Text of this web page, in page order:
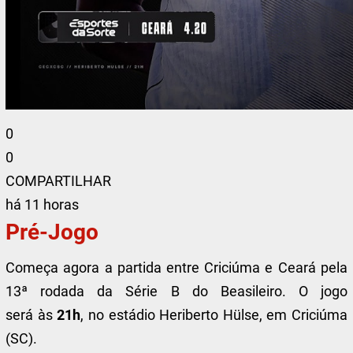
0
0
COMPARTILHAR
há 11 horas
Pré-Jogo
Começa agora a partida entre Criciúma e Ceará pela
13ª rodada da Série B do Beasileiro. O jogo
será às21h, no estádio Heriberto Hülse, em Criciúma
(SC).